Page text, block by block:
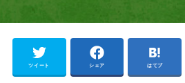
ツイート シェア はてブ